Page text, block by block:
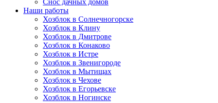
Снос дачных домов
Наши работы
Хозблок в Солнечногорске
Хозблок в Клину
Хозблок в Дмитрове
Хозблок в Конаково
Хозблок в Истре
Хозблок в Звенигороде
Хозблок в Мытищах
Хозблок в Чехове
Хозблок в Егорьевске
Хозблок в Ногинске